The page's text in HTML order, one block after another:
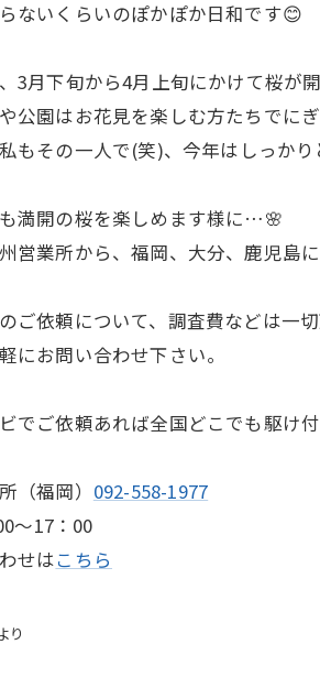
ないくらいのぽかぽか日和です😊
3月下旬から4月上旬にかけて桜が
公園はお花見を楽しむ方たちでにぎ
もその一人で(笑)、今年はしっかり
満開の桜を楽しめます様に…🌸
営業所から、福岡、大分、鹿児島
ご依頼について、調査費などは一
にお問い合わせ下さい。
でご依頼あれば全国どこでも駆け
（福岡） 092-558-1977
～17：00
せはこちら
り